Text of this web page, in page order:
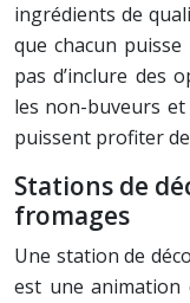
ingrédients de
que chacun
pas d’inclure des
les non-buveurs
puissent profiter
Stations de
fromages
Une station de
est une animation